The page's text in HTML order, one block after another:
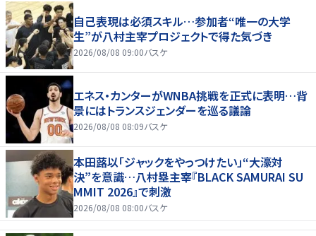
自己表現は必須スキル…参加者“唯一の大学
生”が八村主宰プロジェクトで得た気づき
2026/08/08 09:00バスケ
エネス・カンターがWNBA挑戦を正式に表明…背
景にはトランスジェンダーを巡る議論
2026/08/08 08:09バスケ
本田蕗以「ジャックをやっつけたい」“大濠対
決”を意識…八村塁主宰『BLACK SAMURAI SU
MMIT 2026』で刺激
2026/08/08 08:00バスケ